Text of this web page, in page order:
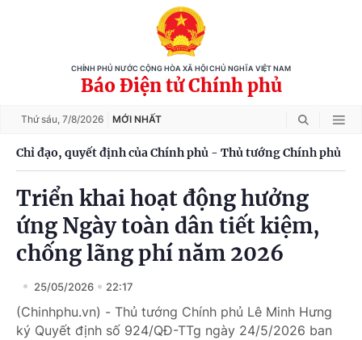
CHÍNH PHỦ NƯỚC CỘNG HÒA XÃ HỘI CHỦ NGHĨA VIỆT NAM
Báo Điện tử Chính phủ
Thứ sáu, 7/8/2026 MỚI NHẤT
Chỉ đạo, quyết định của Chính phủ - Thủ tướng Chính phủ
Triển khai hoạt động hưởng
ứng Ngày toàn dân tiết kiệm,
chống lãng phí năm 2026
25/05/2026 22:17
(Chinhphu.vn) - Thủ tướng Chính phủ Lê Minh Hưng
ký Quyết định số 924/QĐ-TTg ngày 24/5/2026 ban